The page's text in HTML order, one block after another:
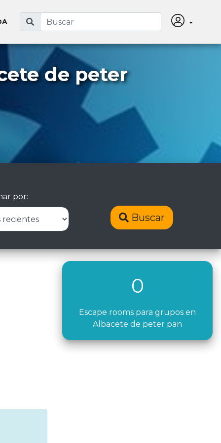
de peter
por:
Buscar
0
Escape rooms para grupos en
Albacete de peter pan